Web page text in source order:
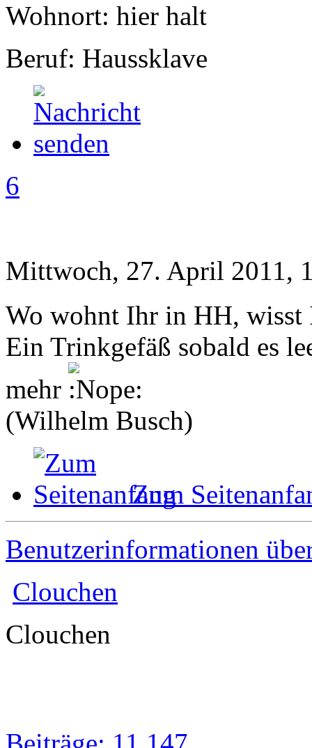
Wohnort: hier halt
Beruf: Haussklave
6
Mittwoch, 27. April 2011,
Wo wohnt Ihr in HH, wisst
Ein Trinkgefäß sobald es
mehr
(Wilhelm Busch)
Zum
Benutzerinformationen
Clouchen
Clouchen